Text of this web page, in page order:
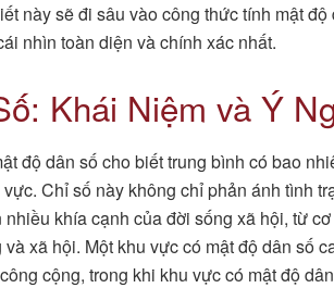
này sẽ đi sâu vào công thức tính mật
nhìn toàn diện và chính xác nhất.
Khái Niệm và Ý
độ dân số cho biết trung bình có bao
Chỉ số này không chỉ phản ánh tình
khía cạnh của đời sống xã hội, từ
xã hội. Một khu vực có mật độ dân số
cộng, trong khi khu vực có mật độ